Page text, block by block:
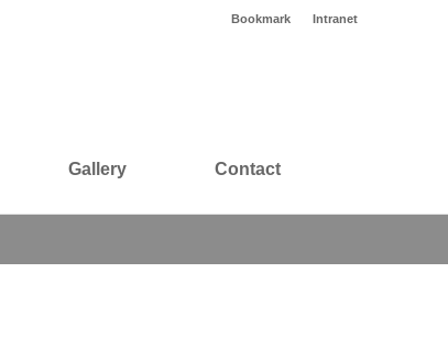
Intranet
Bookmark
Gallery Contact